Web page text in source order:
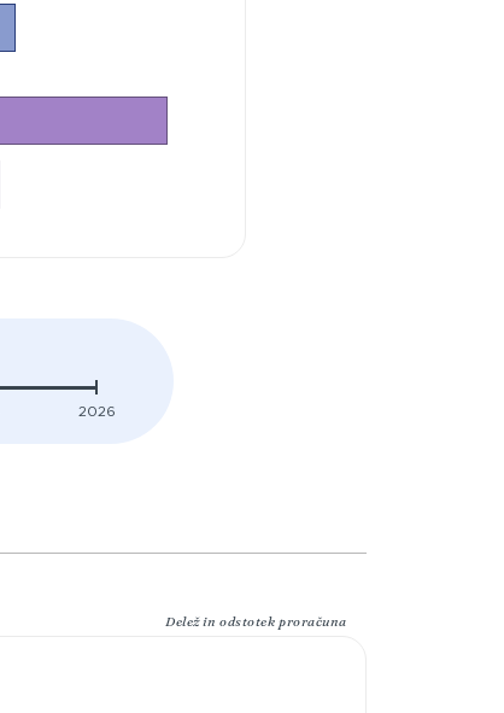
2026
Delež in odstotek proračuna